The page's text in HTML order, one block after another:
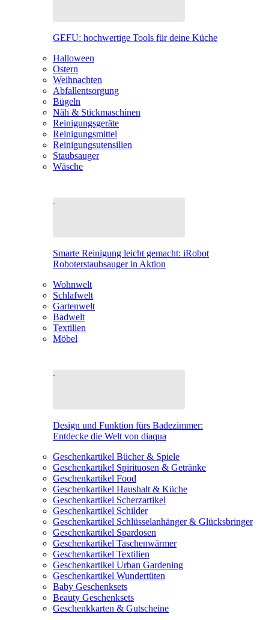
GEFU: hochwertige Tools für deine Küche
Halloween
Ostern
Weihnachten
Abfallentsorgung
Bügeln
Näh & Stickmaschinen
Reinigungsgeräte
Reinigungsmittel
Reinigungsutensilien
Staubsauger
Wäsche
Smarte Reinigung leicht gemacht: iRobot
Roboterstaubsauger in Aktion
Wohnwelt
Schlafwelt
Gartenwelt
Badwelt
Textilien
Möbel
Design und Funktion fürs Badezimmer:
Entdecke die Welt von diaqua
Geschenkartikel Bücher & Spiele
Geschenkartikel Spirituosen & Getränke
Geschenkartikel Food
Geschenkartikel Haushalt & Küche
Geschenkartikel Scherzartikel
Geschenkartikel Schilder
Geschenkartikel Schlüsselanhänger & Glücksbringer
Geschenkartikel Spardosen
Geschenkartikel Taschenwärmer
Geschenkartikel Textilien
Geschenkartikel Urban Gardening
Geschenkartikel Wundertüten
Baby Geschenksets
Beauty Geschenksets
Geschenkkarten & Gutscheine